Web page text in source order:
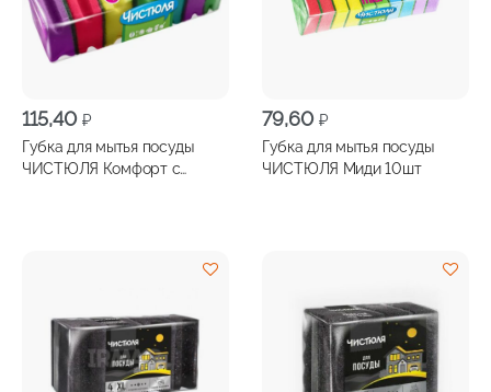
115,40 ₽
Губка для мытья посуды
ЧИСТЮЛЯ Комфорт с
79,60 ₽
Губка для мытья посуды
ЧИСТЮЛЯ Миди 10шт